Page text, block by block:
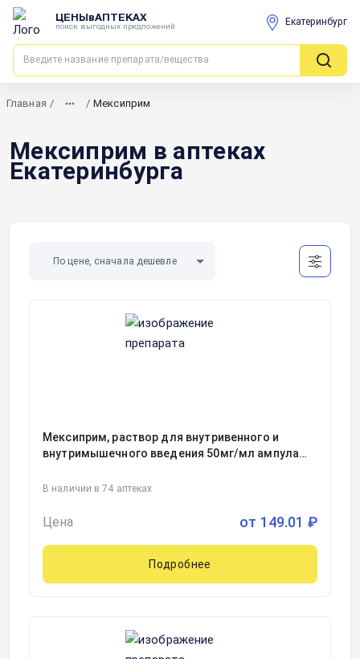
ЦЕНЫвАПТЕКАХ
поиск выгодных предложений Екатеринбург
Главная / / Мексиприм
Мексиприм в аптеках
Екатеринбурга
По цене, сначала дешевле
Мексиприм, раствор для внутривенного и
внутримышечного введения 50мг/мл ампула
В наличии в 74 аптеках
Цена от 149.01 ₽
Подробнее